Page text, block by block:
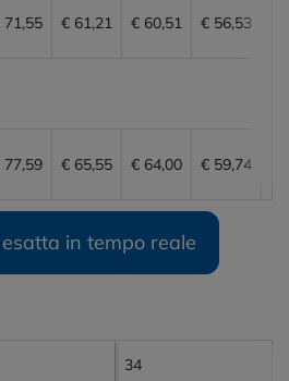
71,55 € 61,21 € 60,51 € 56,53
77,59 € 65,55 € 64,00 € 59,74
in tempo reale
34